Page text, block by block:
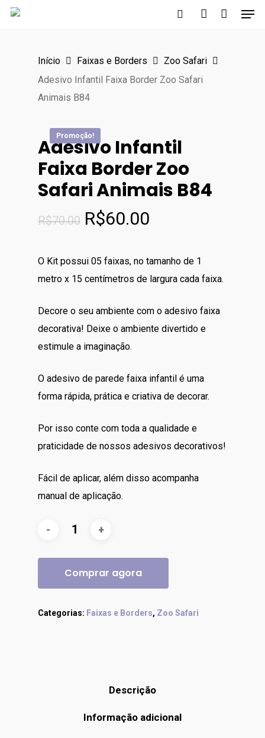
Skip
Início Faixas e Borders
Zoo Safari
Adesivo Infantil Faixa Border Zoo Safari
Animais B84
Adesivo Infantil
Faixa Border Zoo
Safari Animais B84
R$70.00 O
original
era:
R$70.00.
R$60.00
atual
é:
R$60.00.
O Kit possui 05 faixas, no tamanho de 1
metro x 15 centímetros de largura cada faixa.
Decore o seu ambiente com o adesivo faixa
decorativa! Deixe o ambiente divertido e
estimule a imaginação.
O adesivo de parede faixa infantil é uma
forma rápida, prática e criativa de decorar.
Por isso conte com toda a qualidade e
praticidade de nossos adesivos decorativos!
Fácil de aplicar, além disso acompanha
manual de aplicação.
Comprar agora
Categorias: Faixas e Borders, Zoo Safari
Descrição
Informação adicional
Promoção!
Promoção!
Promoção!
Promoção!